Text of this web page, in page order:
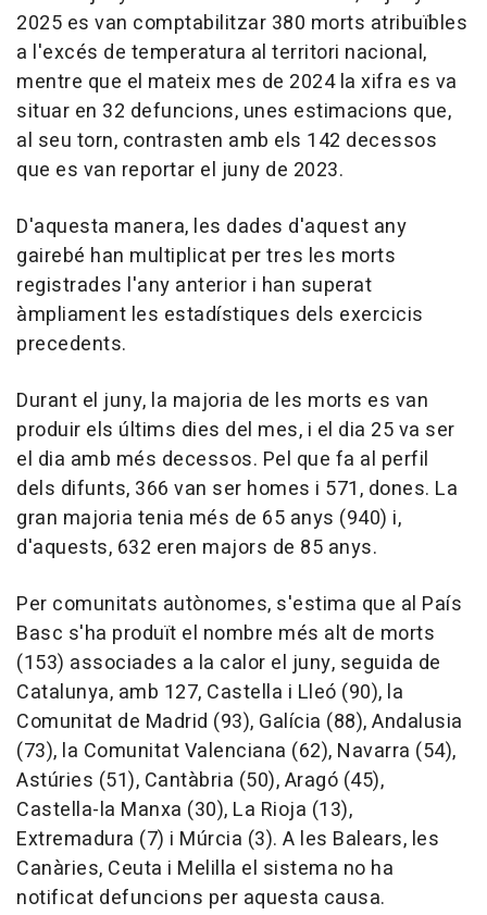
2025 es van comptabilitzar 380 morts atribuïbles
a l'excés de temperatura al territori nacional,
mentre que el mateix mes de 2024 la xifra es va
situar en 32 defuncions, unes estimacions que,
al seu torn, contrasten amb els 142 decessos
que es van reportar el juny de 2023.
D'aquesta manera, les dades d'aquest any
gairebé han multiplicat per tres les morts
registrades l'any anterior i han superat
àmpliament les estadístiques dels exercicis
precedents.
Durant el juny, la majoria de les morts es van
produir els últims dies del mes, i el dia 25 va ser
el dia amb més decessos. Pel que fa al perfil
dels difunts, 366 van ser homes i 571, dones. La
gran majoria tenia més de 65 anys (940) i,
d'aquests, 632 eren majors de 85 anys.
Per comunitats autònomes, s'estima que al País
Basc s'ha produït el nombre més alt de morts
(153) associades a la calor el juny, seguida de
Catalunya, amb 127, Castella i Lleó (90), la
Comunitat de Madrid (93), Galícia (88), Andalusia
(73), la Comunitat Valenciana (62), Navarra (54),
Astúries (51), Cantàbria (50), Aragó (45),
Castella-la Manxa (30), La Rioja (13),
Extremadura (7) i Múrcia (3). A les Balears, les
Canàries, Ceuta i Melilla el sistema no ha
notificat defuncions per aquesta causa.